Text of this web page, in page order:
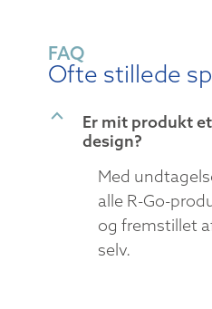
FAQ
Ofte stillede
B
Er mit produkt
design?
Med
alle R-Go-
og fremstillet
selv.